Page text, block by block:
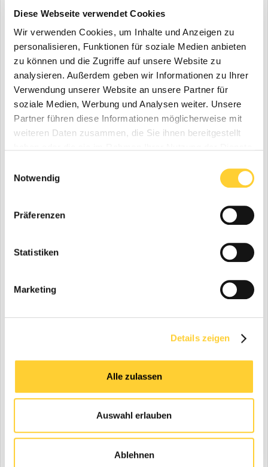
Diese Webseite verwendet Cookies
Wir verwenden Cookies, um Inhalte und Anzeigen zu
personalisieren, Funktionen für soziale Medien anbieten
zu können und die Zugriffe auf unsere Website zu
analysieren. Außerdem geben wir Informationen zu Ihrer
Verwendung unserer Website an unsere Partner für
soziale Medien, Werbung und Analysen weiter. Unsere
Partner führen diese Informationen möglicherweise mit
weiteren Daten zusammen, die Sie ihnen bereitgestellt
Notwendig
Präferenzen
Statistiken
Marketing
Details zeigen
Alle zulassen
Auswahl erlauben
Ablehnen
und Anbaugerät, um den steigenden Belastungen im täglichen
Weitere Informationen:Lehnhoff Hartstahl| ©
Fotos: Lehnhoff
SirDigger 2.853
Geschrieben
Das SW durch hydraulikdruck Spielfrei gehalten werden...
Was spricht gegen die mechanische Verriegelung mit
Woher nimmt der SW den Druck ? Läuft das was gegen
ein DBV und erzeugt Wärme, verbraucht unnötig Diesel ?
schnädderle 597
getrennter Druckbegrenzung rein.
Öffnen wird auf 50 bar eingestellt und schliessen auf 150